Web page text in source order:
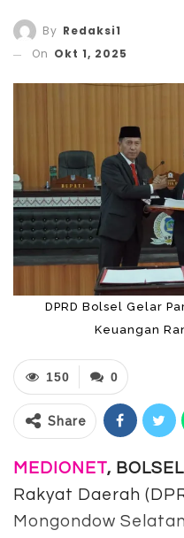
By Redaksi1
On Okt 1, 2025
DPRD Bolsel Gelar
Keuangan
0
150
Share
MEDIONET,
Rakyat Daerah
Mongondow